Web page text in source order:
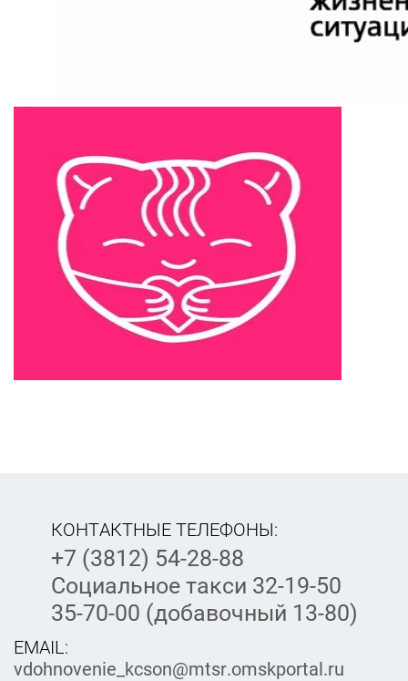
КОНТАКТНЫЕ ТЕЛЕФОНЫ:
+7 (3812) 54-28-88
Социальное такси 32-19-50
35-70-00 (добавочный 13-80)
EMAIL:
vdohnovenie_kcson@mtsr.omskportal.ru